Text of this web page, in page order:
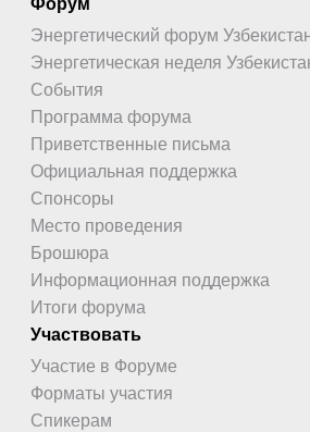
Энергетический форум
Энергетическая неделя
События
Программа форума
Приветственные письма
Официальная поддержка
Спонсоры
Место проведения
Брошюра
Информационная поддержка
Итоги форума
Участвовать
Участие в Форуме
Форматы участия
Спикерам